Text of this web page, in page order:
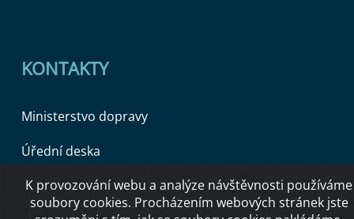
KONTAKTY
Ministerstvo dopravy
Úřední deska
Copyright © 2026 Ministerstvo dopravy ČR
K provozování webu a analýze návštěvnosti používáme
soubory cookies. Procházením webových stránek jste